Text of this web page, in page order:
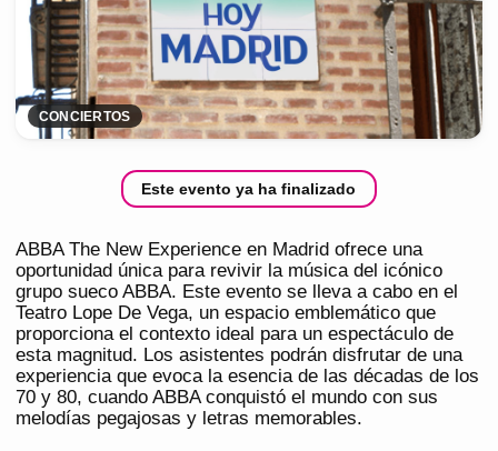
CONCIERTOS
Este evento ya ha finalizado
ABBA The New Experience en Madrid ofrece una
oportunidad única para revivir la música del icónico
grupo sueco ABBA. Este evento se lleva a cabo en el
Teatro Lope De Vega, un espacio emblemático que
proporciona el contexto ideal para un espectáculo de
esta magnitud. Los asistentes podrán disfrutar de una
experiencia que evoca la esencia de las décadas de los
70 y 80, cuando ABBA conquistó el mundo con sus
melodías pegajosas y letras memorables.